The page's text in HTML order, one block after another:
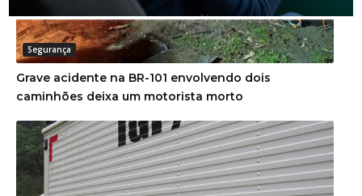
Segurança
Grave acidente na BR-101 envolvendo dois
caminhões deixa um motorista morto